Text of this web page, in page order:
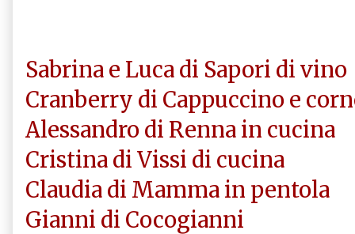
Sabrina e Luca di Sapori di vino
Cranberry di Cappuccino e
Alessandro di Renna in cucina
Cristina di Vissi di cucina
Claudia di Mamma in pentola
Gianni di Cocogianni